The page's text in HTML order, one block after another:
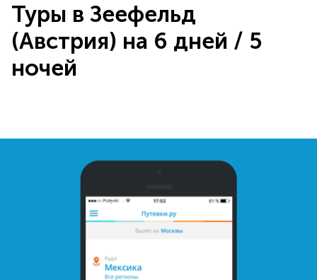
Туры в Зеефельд
(Австрия) на 6 дней / 5
ночей